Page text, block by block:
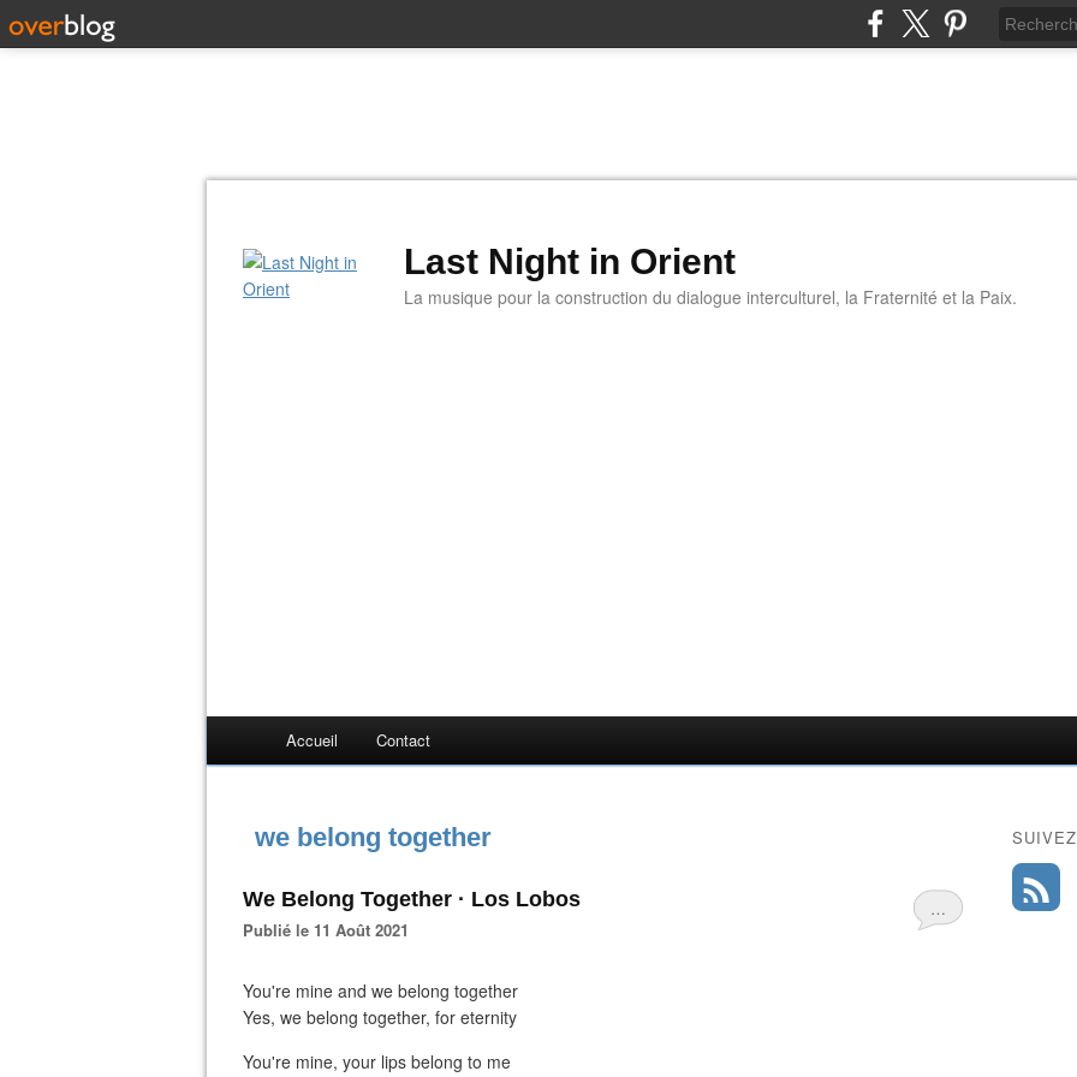
Last Night in Orient
La musique pour la construction du dialogue interculturel, la Fraternité et la Paix.
Accueil Contact
we belong together
…
We Belong Together · Los Lobos
Publié le 11 Août 2021
You're mine and we belong together
Yes, we belong together, for eternity
You're mine, your lips belong to me